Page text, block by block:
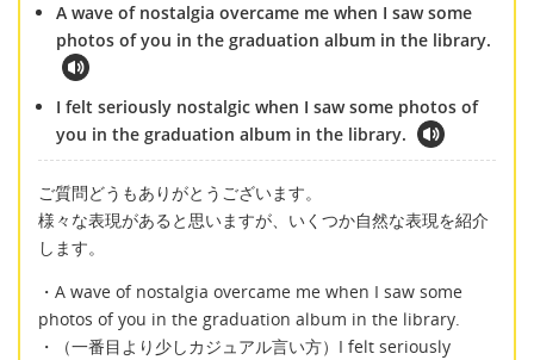
A wave of nostalgia overcame me when I saw some
photos of you in the graduation album in the library.
I felt seriously nostalgic when I saw some photos of
you in the graduation album in the library.
ご質問どうもありがとうございます。
様々な表現があると思いますが、いくつか自然な表現を紹介
します。
・A wave of nostalgia overcame me when I saw some
photos of you in the graduation album in the library.
・（一番目より少しカジュアル言い方）I felt seriously